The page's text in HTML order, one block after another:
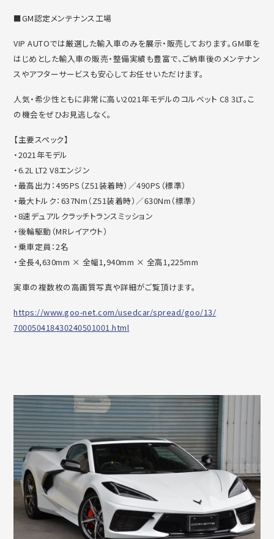
■GM認定メンテナンス工場
VIP AUTOでは厳選した輸入車のみを展示・販売しております。GM車を
はじめとした輸入車の販売・整備実績も豊富で、 ご納車後のメンテナン
スやアフターサービスも安心してお任せいただけます。
人気・希少性ともに非常に高い2021年モデルのコルベット C8 3LT。こ
の機会をぜひお見逃しなく。
【主要スペック】
・2021年モデル
・6.2L LT2 V8エンジン
・最高出力：495PS（Z51装着時）／490PS（標準）
・最大トルク：637Nm（Z51装着時）／630Nm（標準）
・8速デュアルクラッチトランスミッション
・後輪駆動（MRレイアウト）
・乗車定員：2名
・全長4,630mm × 全幅1,940mm × 全高1,225mm
実車の複数枚の高画質写真や詳細がご覧頂けます。
https://www.goo-net.com/usedcar/spread/goo/13/
700050418430240501001.html